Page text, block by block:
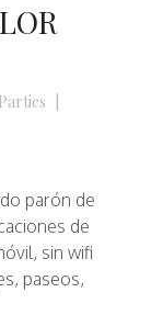
Parties
parón de
de
sin wifi
paseos,